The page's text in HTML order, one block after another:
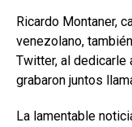
Ricardo Montaner,
venezolano,
Twitter, al dedicarle
grabaron juntos
La lamentable